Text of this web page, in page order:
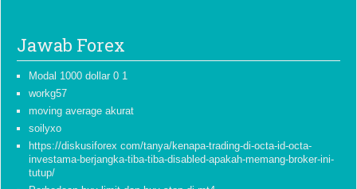
Jawab Forex
Modal 1000 dollar 0 1
workg57
moving average akurat
soilyxo
https://diskusiforex com/tanya/kenapa-trading-di-octa-id-octa-
investama-berjangka-tiba-tiba-disabled-apakah-memang-broker-ini-
tutup/